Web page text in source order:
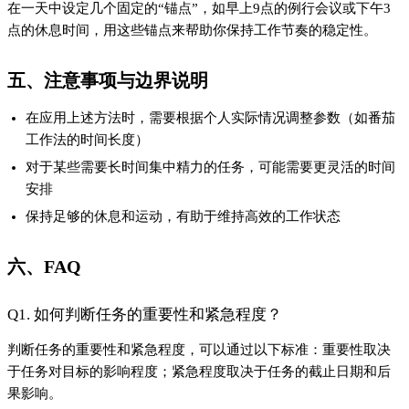
在一天中设定几个固定的“锚点”，如早上9点的例行会议或下午3
点的休息时间，用这些锚点来帮助你保持工作节奏的稳定性。
五、注意事项与边界说明
在应用上述方法时，需要根据个人实际情况调整参数（如番茄
工作法的时间长度）
对于某些需要长时间集中精力的任务，可能需要更灵活的时间
安排
保持足够的休息和运动，有助于维持高效的工作状态
六、FAQ
Q1. 如何判断任务的重要性和紧急程度？
判断任务的重要性和紧急程度，可以通过以下标准：重要性取决
于任务对目标的影响程度；紧急程度取决于任务的截止日期和后
果影响。